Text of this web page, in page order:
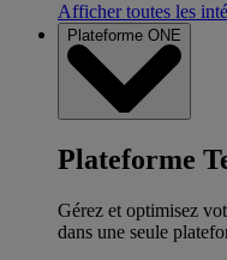
Afficher toutes les
Plateforme ONE
Plateforme
Gérez et optimisez
dans une seule